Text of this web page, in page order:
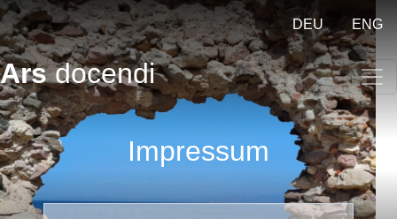
Salta al contenuto principale
Impressum
DEU ENG
Ars docendi
Impressum
Dr. Rainer Weissengruber
r.weissengruber@eduhi.at